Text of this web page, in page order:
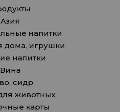
Азия
напитки
дома, игрушки
напитки
Вина
сидр
животных
карты